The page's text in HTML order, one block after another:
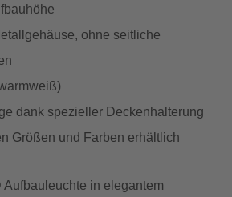
ohne seitliche
dank spezieller Deckenhalterung
Größen und Farben erhältlich
Aufbauleuchte in elegantem